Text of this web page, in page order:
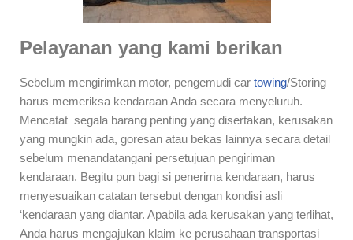
Pelayanan yang kami berikan
Sebelum mengirimkan motor, pengemudi car towing/Storing
harus memeriksa kendaraan Anda secara menyeluruh.
Mencatat segala barang penting yang disertakan, kerusakan
yang mungkin ada, goresan atau bekas lainnya secara detail
sebelum menandatangani persetujuan pengiriman
kendaraan. Begitu pun bagi si penerima kendaraan, harus
menyesuaikan catatan tersebut dengan kondisi asli
‘kendaraan yang diantar. Apabila ada kerusakan yang terlihat,
Anda harus mengajukan klaim ke perusahaan transportasi